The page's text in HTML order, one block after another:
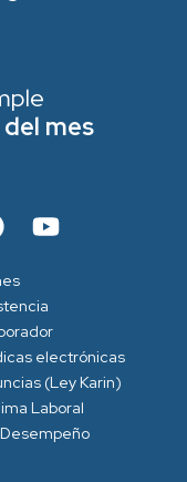
mes
electrónicas
(Ley Karin)
Laboral